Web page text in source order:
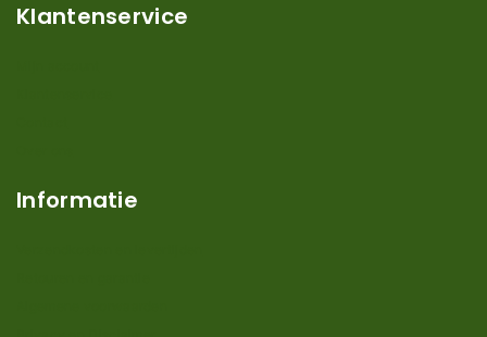
Klantenservice
Informatie